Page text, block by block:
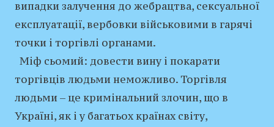
випадки залучення до жебрацтва, сексуальної
експлуатації, вербовки військовими в гарячі
точки і торгівлі органами.
Міф сьомий: довести вину і покарати
торгівців людьми неможливо. Торгівля
людьми – це кримінальний злочин, що в
Україні, як і у багатьох країнах світу,